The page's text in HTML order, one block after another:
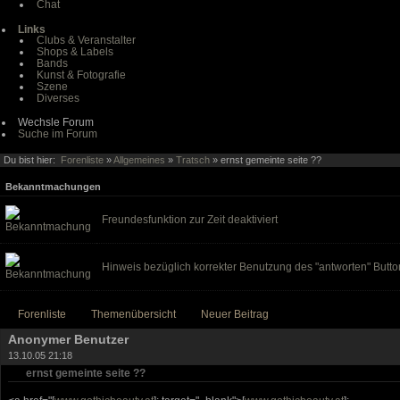
Chat
Links
Clubs & Veranstalter
Shops & Labels
Bands
Kunst & Fotografie
Szene
Diverses
Wechsle Forum
Suche im Forum
Du bist hier: Forenliste »Allgemeines » Tratsch » ernst gemeinte seite ??
Bekanntmachungen
Freundesfunktion zur Zeit deaktiviert
Hinweis bezüglich korrekter Benutzung des "antworten"
Forenliste Themenübersicht Neuer Beitrag
Anonymer Benutzer
13.10.05 21:18
ernst gemeinte seite ??